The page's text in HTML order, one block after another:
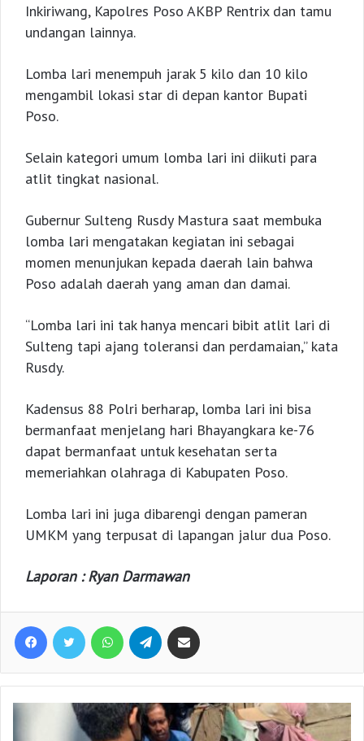
Inkiriwang, Kapolres Poso AKBP Rentrix dan tamu
undangan lainnya.
Lomba lari menempuh jarak 5 kilo dan 10 kilo
mengambil lokasi star di depan kantor Bupati
Poso.
Selain kategori umum lomba lari ini diikuti para
atlit tingkat nasional.
Gubernur Sulteng Rusdy Mastura saat membuka
lomba lari mengatakan kegiatan ini sebagai
momen menunjukan kepada daerah lain bahwa
Poso adalah daerah yang aman dan damai.
“Lomba lari ini tak hanya mencari bibit atlit lari di
Sulteng tapi ajang toleransi dan perdamaian,” kata
Rusdy.
Kadensus 88 Polri berharap, lomba lari ini bisa
bermanfaat menjelang hari Bhayangkara ke-76
dapat bermanfaat untuk kesehatan serta
memeriahkan olahraga di Kabupaten Poso.
Lomba lari ini juga dibarengi dengan pameran
UMKM yang terpusat di lapangan jalur dua Poso.
Laporan : Ryan Darmawan
Facebook Twitter WhatsApp Telegram